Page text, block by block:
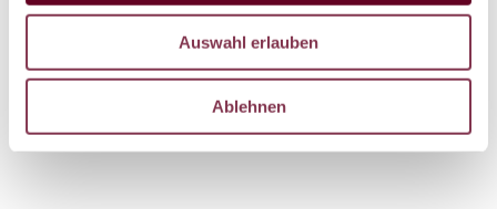
Auswahl erlauben
Ablehnen